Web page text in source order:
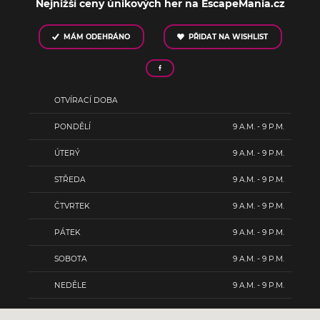
Nejnižší ceny únikových her na EscapeMania.cz
MÁM ODEHRÁNO PŘIDAT NA WISHLIST
OTVÍRACÍ DOBA
PONDĚLÍ 9 A.M. - 9 P.M.
ÚTERÝ 9 A.M. - 9 P.M.
STŘEDA 9 A.M. - 9 P.M.
ČTVRTEK 9 A.M. - 9 P.M.
PÁTEK 9 A.M. - 9 P.M.
SOBOTA 9 A.M. - 9 P.M.
NEDĚLE 9 A.M. - 9 P.M.